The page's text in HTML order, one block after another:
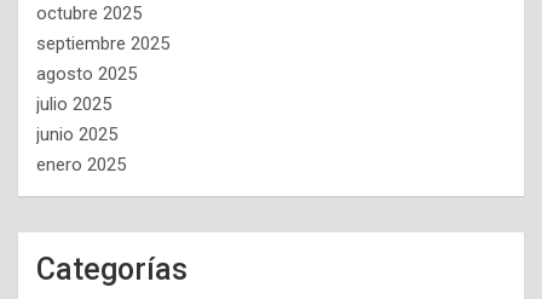
octubre 2025
septiembre 2025
agosto 2025
julio 2025
junio 2025
enero 2025
Categorías